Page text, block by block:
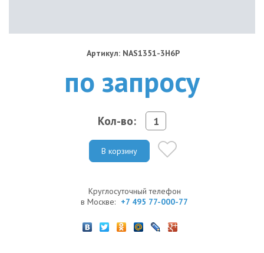
Артикул: NAS1351-3H6P
по запросу
Кол-во:
В корзину
Круглосуточный телефон
в Москве: +7 495 77-000-77